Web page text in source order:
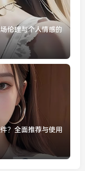
伦理与个人情感的
？全面推荐与使用